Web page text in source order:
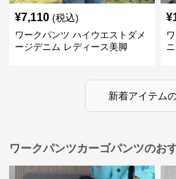
¥7,110 (税込)
ワークパンツ ハイウエストダメ
ージデニム レディース美脚
¥
新着アイテム
ワークパンツカーゴパンツのお